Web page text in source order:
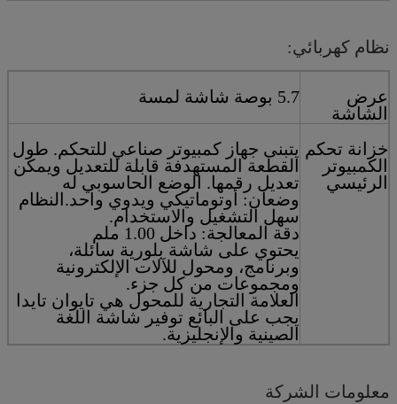
نظام كهربائي:
عرض
الشاشة
5.7 بوصة شاشة لمسة
خزانة تحكم
الكمبيوتر
الرئيسي
يتبنى جهاز كمبيوتر صناعي للتحكم. طول
القطعة المستهدفة قابلة للتعديل ويمكن
تعديل رقمها. الوضع الحاسوبي له
وضعان: أوتوماتيكي ويدوي واحد.النظام
سهل التشغيل والاستخدام.
دقة المعالجة: داخل 1.00 ملم
يحتوي على شاشة بلورية سائلة،
وبرنامج، ومحول للآلات الإلكترونية
ومجموعات من كل جزء.
العلامة التجارية للمحول هي تايوان تايدا
يجب على البائع توفير شاشة اللغة
الصينية والإنجليزية.
معلومات الشركة